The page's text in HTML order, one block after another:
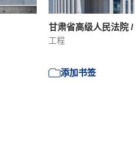
甘肃省高级人民法院
工程
添加书签